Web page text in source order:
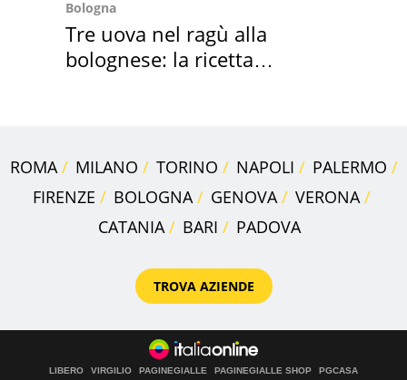
Bologna
Tre uova nel ragù alla
bolognese: la ricetta
ROMA MILANO TORINO NAPOLI
PALERMO
FIRENZE
BOLOGNA GENOVA
VERONA
CATANIA
BARI PADOVA
TROVA AZIENDE
LIBERO VIRGILIO PAGINEGIALLE PAGINEGIALLE SHOP
PGCASA